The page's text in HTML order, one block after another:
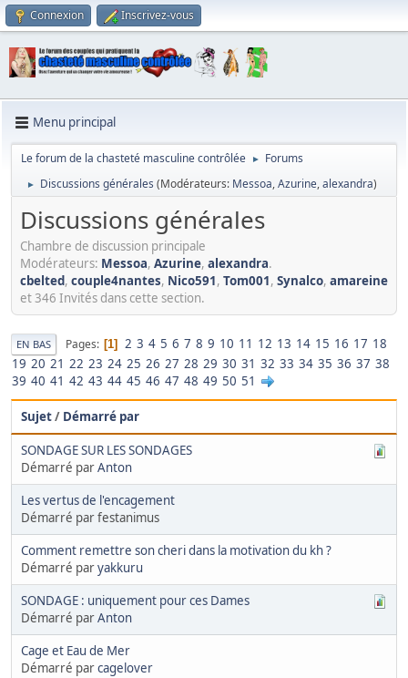
Connexion Inscrivez-vous
Menu principal
Le forum de la chasteté masculine contrôlée ► Forums
► Discussions générales (Modérateurs: Messoa,Azurine,alexandra)
Discussions générales
Chambre de discussion principale
Modérateurs: Messoa, Azurine, alexandra.
cbelted, couple4nantes, Nico591, Tom001, Synalco, amareine
et 346 Invités dans cette section.
EN BAS Pages 1 2 3 4 5 6 7 8 9 10 11 12 13 14 15 16 17 18
19 20 21 22 23 24 25 26 27 28 29 30 31 32 33 34 35 36 37 38
39 40 41 42 43 44 45 46 47 48 49 50 51
Sujet/ Démarré par
SONDAGE SUR LES SONDAGES
Démarré parAnton
Les vertus de l'encagement
Démarré par festanimus
Comment remettre son cheri dans la motivation du kh ?
Démarré paryakkuru
SONDAGE : uniquement pour ces Dames
Démarré parAnton
Cage et Eau de Mer
Démarré parcagelover